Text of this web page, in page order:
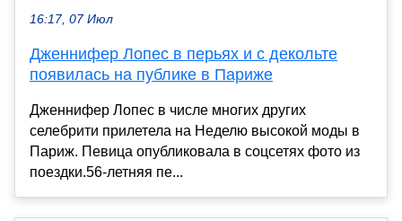
16:17, 07 Июл
Дженнифер Лопес в перьях и с декольте
появилась на публике в Париже
Дженнифер Лопес в числе многих других
селебрити прилетела на Неделю высокой моды в
Париж. Певица опубликовала в соцсетях фото из
поездки.56-летняя пе...